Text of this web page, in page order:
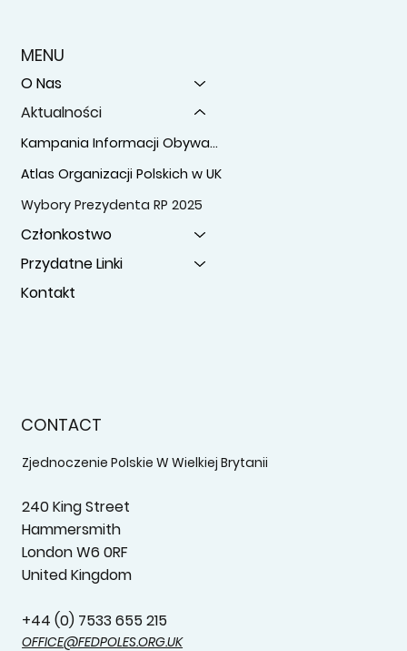
MENU
O Nas
Aktualności
Kampania Informacji Obywatelskiej
Atlas Organizacji Polskich w UK
Wybory Prezydenta RP 2025
Członkostwo
Przydatne Linki
Kontakt
CONTACT
Zjednoczenie Polskie W Wielkiej Brytanii
240 King Street
Hammersmith
London W6 0RF
United Kingdom
+44 (0) 7533 655 215‬
OFFICE@FEDPOLES.ORG.UK